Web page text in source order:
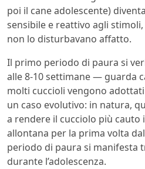
poi il cane adolescente)
sensibile e reattivo agli
non lo disturbavano affatto.
Il primo periodo di paura si
alle 8-10 settimane — guarda
molti cuccioli vengono
un caso evolutivo: in natura,
a rendere il cucciolo più cauto
allontana per la prima volta
periodo di paura si manifesta
durante l’adolescenza.